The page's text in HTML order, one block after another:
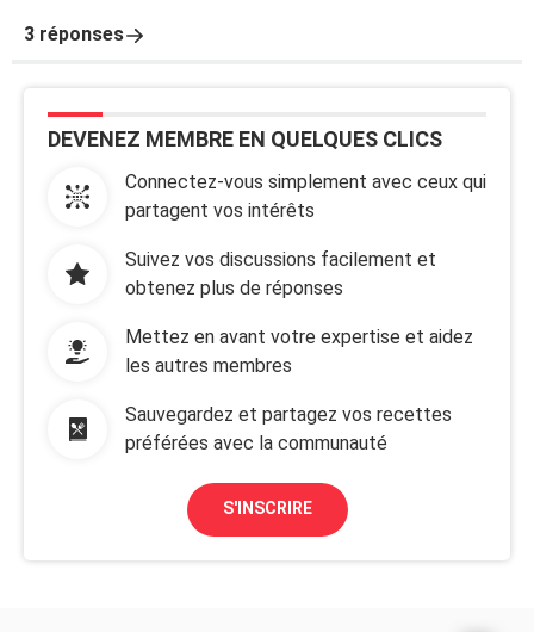
3 réponses
DEVENEZ MEMBRE EN QUELQUES CLICS
Connectez-vous simplement avec ceux qui
partagent vos intérêts
Suivez vos discussions facilement et
obtenez plus de réponses
Mettez en avant votre expertise et aidez
les autres membres
Sauvegardez et partagez vos recettes
préférées avec la communauté
S'INSCRIRE